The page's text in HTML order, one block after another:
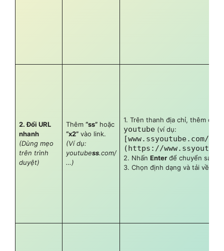
2. Đổi URL
nhanh
(Dùng mẹo
trên trình
duyệt)
Thêm “ss”hoặc
“x2”vào link.
(Ví dụ:
youtubess.com/
…)
1. Trên thanh địa chỉ, thêm chữ
youtube(ví dụ:
[www.ssyoutube.com/
(https://
2. Nhấn Enterđể chuyển sang
3. Chọn định dạng và tải về.